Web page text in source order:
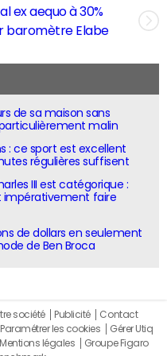
ex aequo à 30%
baromètre Elabe
de sa maison sans
malin
: ce sport est excellent
régulières suffisent
III est catégorique :
impérativement faire
de dollars en seulement
de Ben Broca
société Publicité
Contact
Paramétrer les cookies
Gérer Utiq
Mentions légales
Groupe Figaro